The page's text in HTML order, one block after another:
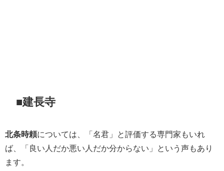
■建長寺
北条時頼については、「名君」と評価する専門家もいれ
ば、「良い人だか悪い人だか分からない」という声もあり
ます。